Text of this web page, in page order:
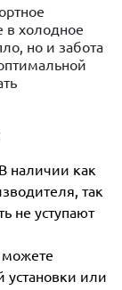
в холодное
но и забота
наличии как
так
не уступают
установки или